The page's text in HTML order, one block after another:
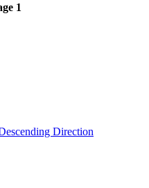
1
Direction